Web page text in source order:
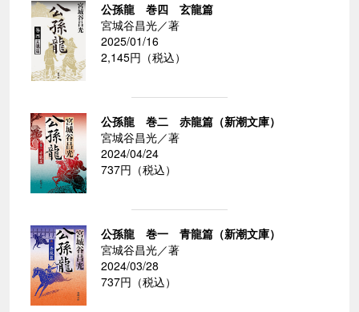
公孫龍 巻四 玄龍篇
宮城谷昌光／著
2025/01/16
2,145円（税込）
公孫龍 巻二 赤龍篇（新潮文庫）
宮城谷昌光／著
2024/04/24
737円（税込）
公孫龍 巻一 青龍篇（新潮文庫）
宮城谷昌光／著
2024/03/28
737円（税込）